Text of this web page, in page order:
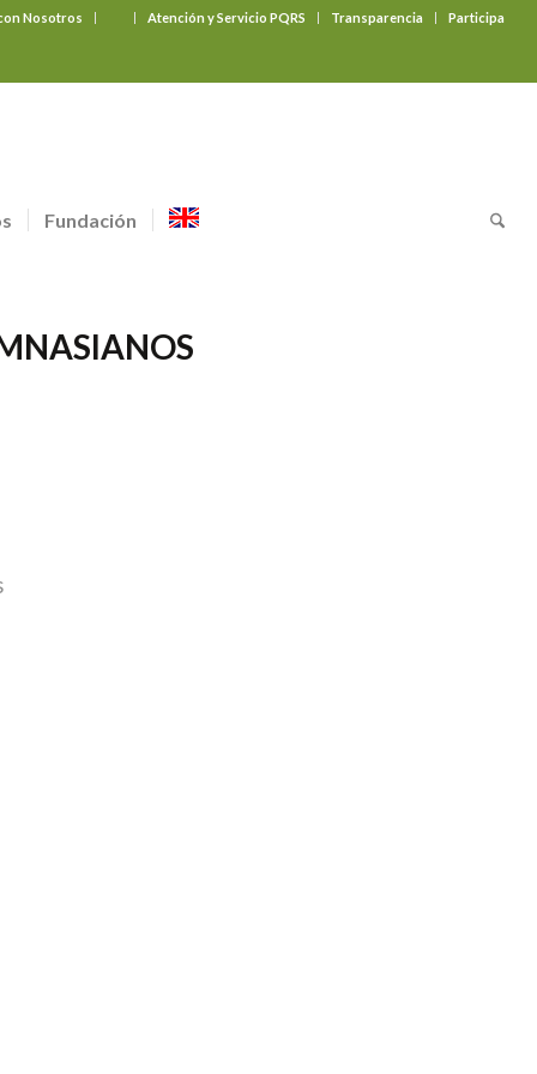
Nosotros Atención y Servicio PQRS Transparencia Participa
Fundación